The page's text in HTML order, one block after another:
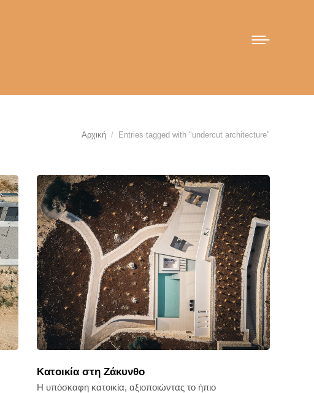
You are here:
Αρχική Entries tagged with "undercut architecture"
Κατοικία στη Ζάκυνθο
Η υπόσκαφη κατοικία, αξιοποιώντας το ήπιο